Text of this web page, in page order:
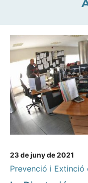
23 de juny de 2021
Prevenció i Extinció